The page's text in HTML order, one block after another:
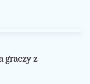
graczy z